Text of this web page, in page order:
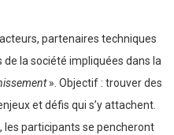
partenaires techniques
la société impliquées dans la
». Objectif : trouver des
et défis qui s’y attachent.
les participants se pencheront